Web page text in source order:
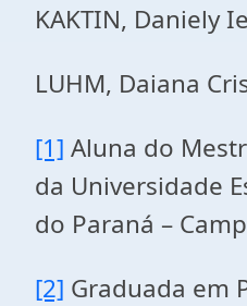
KAKTIN, Daniely
LUHM, Daiana
[1] Aluna do
da Universidade
do Paraná –
[2] Graduada em